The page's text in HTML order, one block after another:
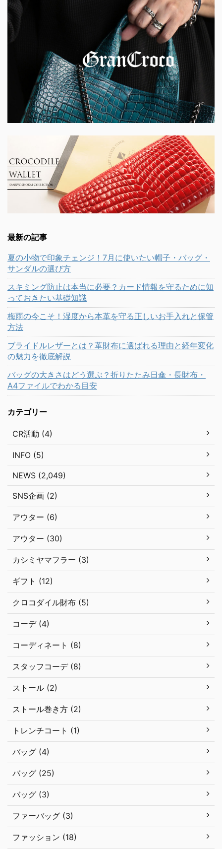
最新の記事
夏の小物で印象チェンジ！7月に使いたい帽子・バッグ・
サンダルの選び方
スキミング防止は本当に必要？カード情報を守るために知
っておきたい基礎知識
梅雨の今こそ！湿度から本革を守る正しいお手入れと保管
方法
ブライドルレザーとは？革財布に選ばれる理由と経年変化
の魅力を徹底解説
バッグの大きさはどう選ぶ？折りたたみ日傘・長財布・
A4ファイルでわかる目安
カテゴリー
CR活動 (4)
INFO (5)
NEWS (2,049)
SNS企画 (2)
アウター (6)
アウター (30)
カシミヤマフラー (3)
ギフト (12)
クロコダイル財布 (5)
コーデ (4)
コーディネート (8)
スタッフコーデ (8)
ストール (2)
ストール巻き方 (2)
トレンチコート (1)
バッグ (4)
バッグ (25)
バッグ (3)
ファーバッグ (3)
ファッション (18)